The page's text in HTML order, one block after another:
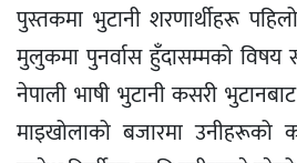
पुस्तकमा भुटानी शरणार्थीहरू
मुलुकमा पुनर्वास हुँदासम्मको
नेपाली भाषी भुटानी कसरी
माइखोलाको बजारमा उनीहरूको